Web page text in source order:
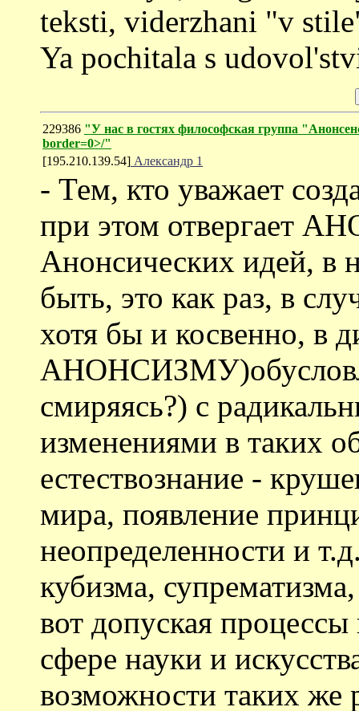
teksti, viderzhani "v
Ya pochitala s
229386 "У нас в гостях философская группа
border=0>/"
[195.210.139.54] Александр 1
- Тем, кто уважает
при этом отвергает
Анонсических идей, в
быть, это как раз, в
хотя бы и косвенно, в
смиряясь?) с
изменениями в таких
естествознание -
мира, появление
неопределенности и
кубизма,
вот допуская
сфере науки и
возможности таких же